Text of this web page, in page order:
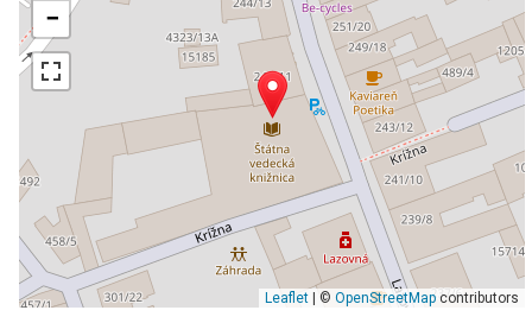
−
Leaflet| © OpenStreetMapcontributors